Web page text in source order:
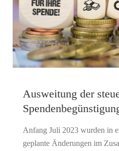
Ausweitung der
Anfang Juli 2023 wurden in
geplante Änderungen im